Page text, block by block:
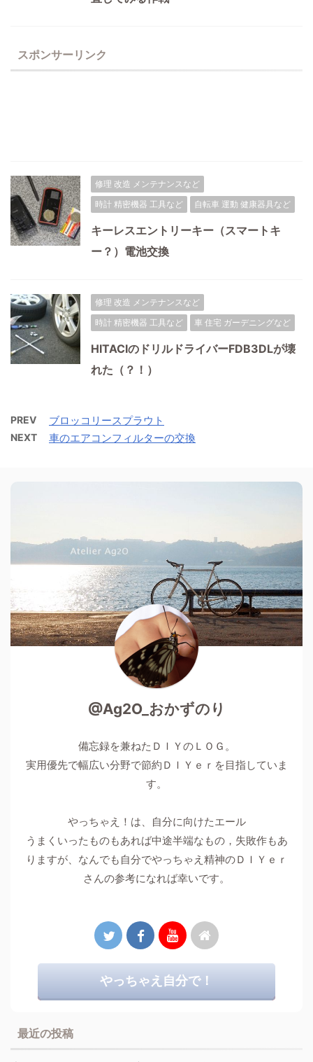
スポンサーリンク
修理 改造 メンテナンスなど
時計 精密機器 工具など
自転車 運動 健康器具など
キーレスエントリーキー（スマートキ
ー？）電池交換
修理 改造 メンテナンスなど
時計 精密機器 工具など
車 住宅 ガーデニングなど
HITACIのドリルドライバーFDB3DLが壊
れた（？！）
PREV ブロッコリースプラウト
NEXT 車のエアコンフィルターの交換
@Ag2O_おかずのり
備忘録を兼ねたＤＩＹのＬＯＧ。
実用優先で幅広い分野で節約ＤＩＹｅｒを目指していま
す。
やっちゃえ！は、自分に向けたエール
うまくいったものもあれば中途半端なもの，失敗作もあ
りますが、なんでも自分でやっちゃえ精神のＤＩＹｅｒ
さんの参考になれば幸いです。
やっちゃえ自分で！
最近の投稿